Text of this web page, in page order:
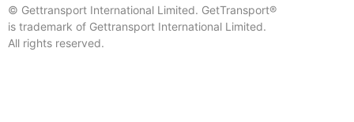
© Gettransport International Limited. GetTransport®
is trademark of Gettransport International Limited.
All rights reserved.